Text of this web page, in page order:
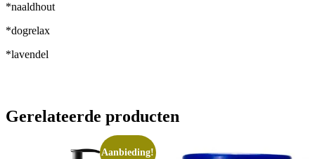
*naaldhout
*dogrelax
*lavendel
Gerelateerde producten
Aanbieding!